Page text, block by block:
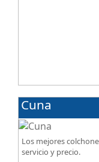
Cuna
Los mejores
servicio y precio.